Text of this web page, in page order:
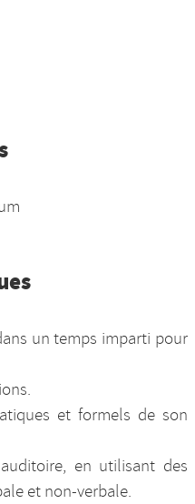
un temps imparti pour
et formels de son
en utilisant des
et non-verbale.